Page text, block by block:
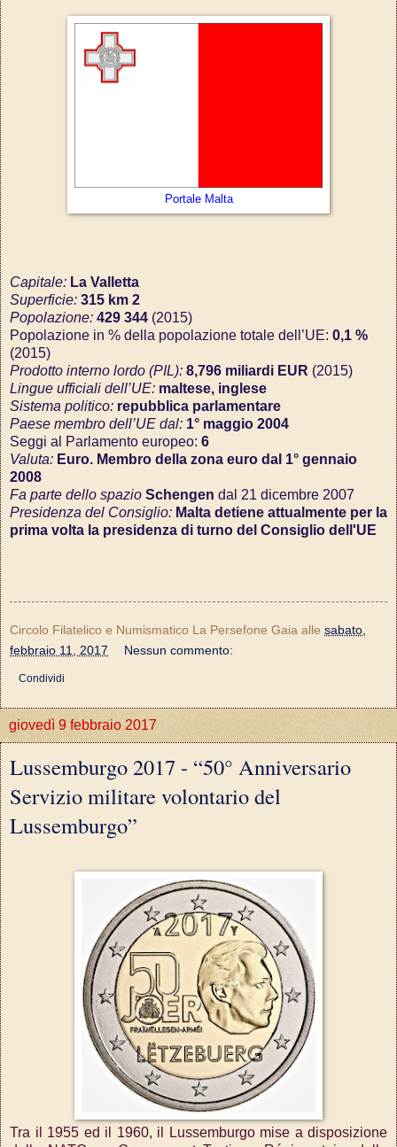
Portale Malta
Capitale: La Valletta
Superficie: 315 km 2
Popolazione: 429 344 (2015)
Popolazione in % della popolazione totale dell’UE: 0,1 %
(2015)
Prodotto interno lordo (PIL): 8,796 miliardi EUR (2015)
Lingue ufficiali dell’UE: maltese, inglese
Sistema politico: repubblica parlamentare
Paese membro dell’UE dal: 1° maggio 2004
Seggi al Parlamento europeo: 6
Valuta: Euro. Membro della zona euro dal 1° gennaio
2008
Fa parte dello spazio Schengen dal 21 dicembre 2007
Presidenza del Consiglio: Malta detiene attualmente per la
prima volta la presidenza di turno del Consiglio dell'UE
Circolo Filatelico e Numismatico La Persefone Gaia alle sabato,
febbraio 11, 2017
Nessun commento:
Condividi
giovedì 9 febbraio 2017
Lussemburgo 2017 - “50° Anniversario
Servizio militare volontario del
Lussemburgo”
Tra il 1955 ed il 1960, il Lussemburgo mise a disposizione